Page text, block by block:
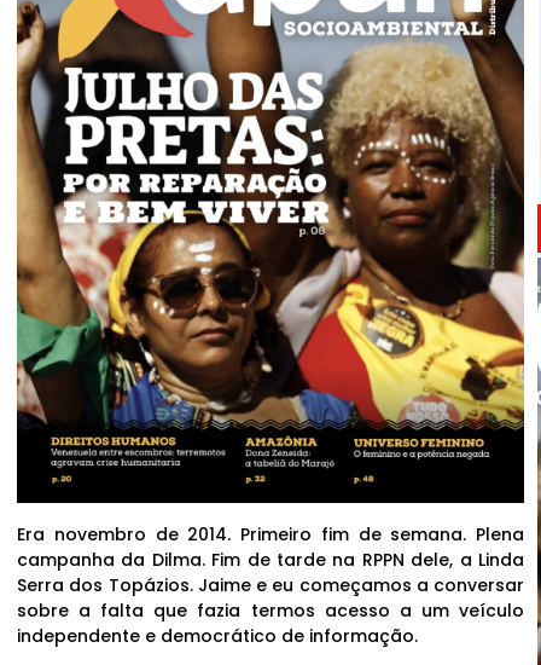
Era novembro de 2014. Primeiro fim de semana. Plena
campanha da Dilma. Fim de tarde na RPPN dele, a Linda
Serra dos Topázios. Jaime e eu começamos a conversar
sobre a falta que fazia termos acesso a um veículo
independente e democrático de informação.